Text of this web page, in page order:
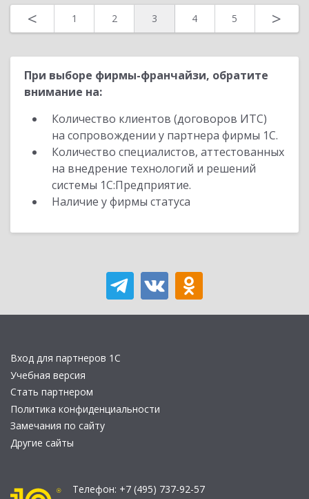
< 1 2 3 4 5 >
При выборе фирмы-франчайзи, обратите
внимание на:
Количество клиентов (договоров ИТС)
на сопровождении у партнера фирмы 1С.
Количество специалистов, аттестованных
на внедрение технологий и решений
системы 1С:Предприятие.
Наличие у фирмы статуса
Вход для партнеров 1С
Учебная версия
Стать партнером
Политика конфиденциальности
Замечания по сайту
Другие сайты
Телефон: +7 (495) 737-92-57